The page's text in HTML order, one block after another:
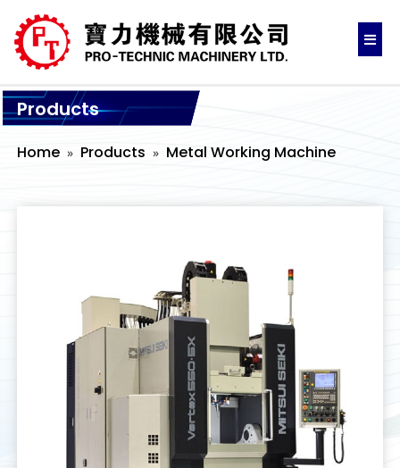
Products
Home Products Metal Working Machine